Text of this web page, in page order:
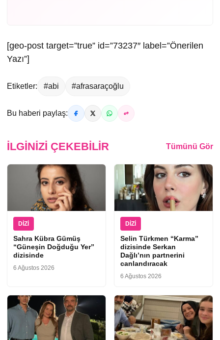
[geo-post target=”true” id=”73237″ label=”Önerilen
Yazı”]
Etiketler: #abi #afrasaraçoğlu
Bu haberi paylaş:
İLGINIZI ÇEKEBILIR Tümünü Gör
DIZI
Sahra Kübra Gümüş
“Güneşin Doğduğu Yer”
dizisinde
6 Ağustos 2026
DIZI
Selin Türkmen “Karma”
dizisinde Serkan
Dağlı’nın partnerini
canlandıracak
6 Ağustos 2026